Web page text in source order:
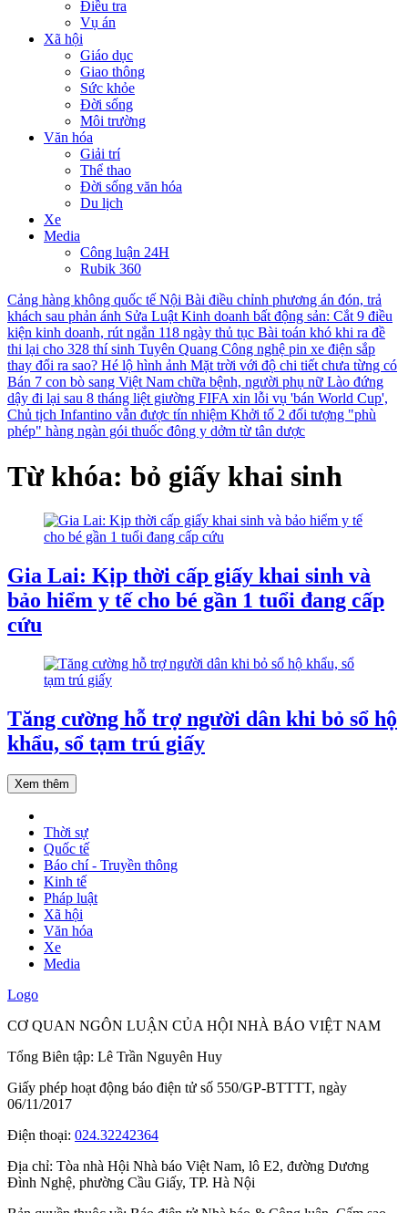
Điều tra
Vụ án
Xã hội
Giáo dục
Giao thông
Sức khỏe
Đời sống
Môi trường
Văn hóa
Giải trí
Thể thao
Đời sống văn hóa
Du lịch
Xe
Media
Công luận 24H
Rubik 360
Cảng hàng không quốc tế Nội Bài điều chỉnh phương án đón, trả
khách sau phản ánh Sửa Luật Kinh doanh bất động sản: Cắt 9 điều
kiện kinh doanh, rút ngắn 118 ngày thủ tục Bài toán khó khi ra đề
thi lại cho 328 thí sinh Tuyên Quang Công nghệ pin xe điện sắp
thay đổi ra sao? Hé lộ hình ảnh Mặt trời với độ chi tiết chưa từng có
Bán 7 con bò sang Việt Nam chữa bệnh, người phụ nữ Lào đứng
dậy đi lại sau 8 tháng liệt giường FIFA xin lỗi vụ 'bán World Cup',
Chủ tịch Infantino vẫn được tín nhiệm Khởi tố 2 đối tượng "phù
phép" hàng ngàn gói thuốc đông y dởm từ tân dược
Từ khóa: bỏ giấy khai sinh
Gia Lai: Kịp thời cấp giấy khai sinh và
bảo hiểm y tế cho bé gần 1 tuổi đang cấp
cứu
Tăng cường hỗ trợ người dân khi bỏ sổ hộ
khẩu, sổ tạm trú giấy
Xem thêm
Thời sự
Quốc tế
Báo chí - Truyền thông
Kinh tế
Pháp luật
Xã hội
Văn hóa
Xe
Media
Logo
CƠ QUAN NGÔN LUẬN CỦA HỘI NHÀ BÁO VIỆT NAM
Tổng Biên tập: Lê Trần Nguyên Huy
Giấy phép hoạt động báo điện tử số 550/GP-BTTTT, ngày
06/11/2017
Điện thoại: 024.32242364
Địa chỉ: Tòa nhà Hội Nhà báo Việt Nam, lô E2, đường Dương
Đình Nghệ, phường Cầu Giấy, TP. Hà Nội